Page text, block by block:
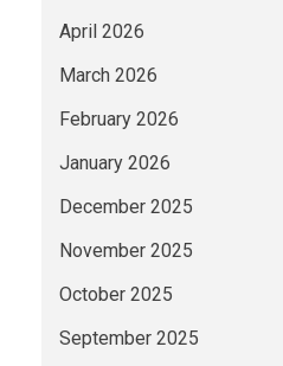
April 2026
March 2026
February 2026
January 2026
December 2025
November 2025
October 2025
September 2025